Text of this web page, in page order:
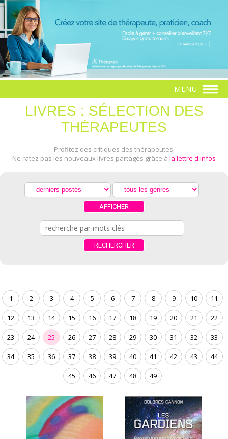
MENU
LIVRES : SÉLECTION DES
THÉRAPEUTES
Profitez des critiques des thérapeutes.
Ne ratez pas les nouveaux livres partagés grâce à la lettre d'infos
1 2 3 4 5 6 7 8 9 10 11
12 13 14 15 16 17 18 19 20 21 22
23 24 25 26 27 28 29 30 31 32 33
34 35 36 37 38 39 40 41 42 43 44
45 46 47 48 49